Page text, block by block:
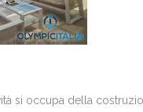
si occupa della